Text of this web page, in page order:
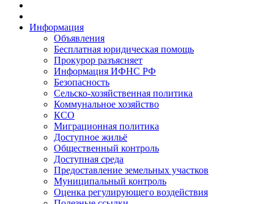
Информация
Объявления
Бесплатная юридическая помощь
Прокурор разъясняет
Информация ИФНС РФ
Безопасность
Сельско-хозяйственная политика
Коммунальное хозяйство
КСО
Миграционная политика
Доступное жильё
Общественный контроль
Доступная среда
Предоставление земельных участков
Муниципальный контроль
Оценка регулирующего воздействия